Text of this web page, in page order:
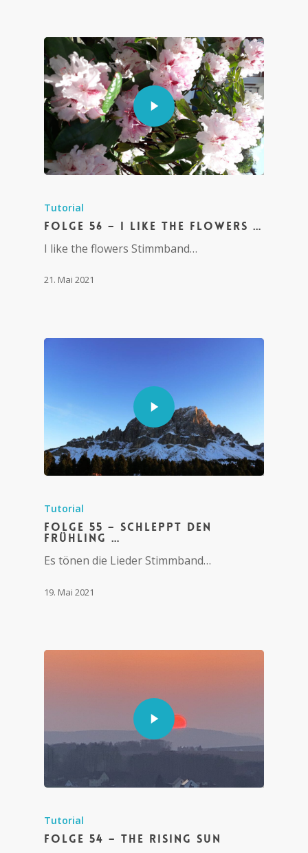
Tutorial
Folge 56 – I like the flowers …
I like the flowers Stimmband…
21. Mai 2021
Tutorial
Folge 55 – Schleppt den
Frühling …
Es tönen die Lieder Stimmband…
19. Mai 2021
Tutorial
Folge 54 – The Rising Sun